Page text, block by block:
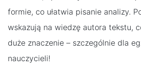
formie, co ułatwia pisanie analizy.
wskazują na wiedzę autora tekstu,
duże znaczenie – szczególnie dla
nauczycieli!